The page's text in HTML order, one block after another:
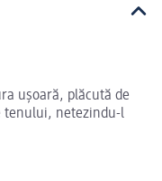
ușoară, plăcută de
tenului, netezindu-l